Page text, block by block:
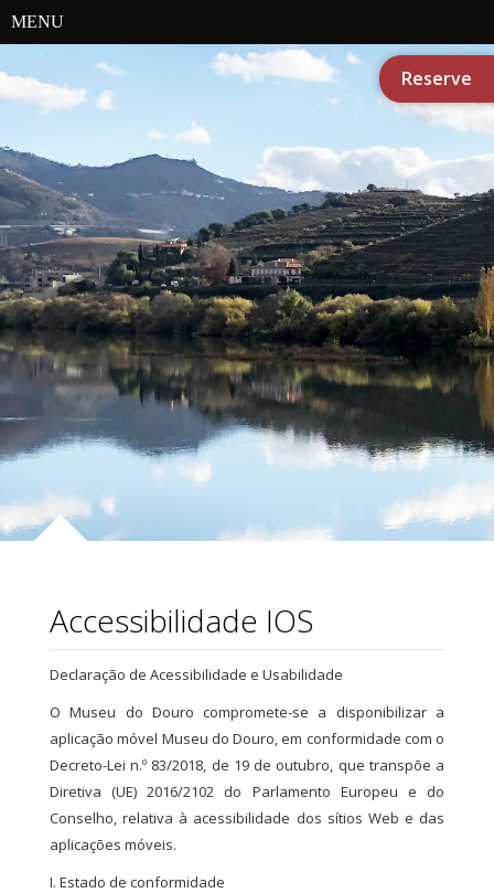
MENU
Reserve
Accessibilidade IOS
Declaração de Acessibilidade e Usabilidade
O Museu do Douro compromete-se a disponibilizar a
aplicação móvel Museu do Douro, em conformidade com o
Decreto-Lei n.º 83/2018, de 19 de outubro, que transpõe a
Diretiva (UE) 2016/2102 do Parlamento Europeu e do
Conselho, relativa à acessibilidade dos sítios Web e das
aplicações móveis.
I. Estado de conformidade